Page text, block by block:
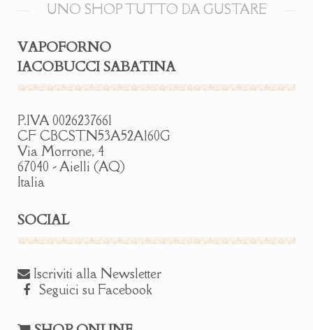
UNO SHOP TUTTO DA GUSTARE
VAPOFORNO
IACOBUCCI SABATINA
P.IVA 0026237661
CF CBCSTN53A52A160G
Via Morrone, 4
67040 - Aielli (AQ)
Italia
SOCIAL
Iscriviti alla Newsletter
Seguici su Facebook